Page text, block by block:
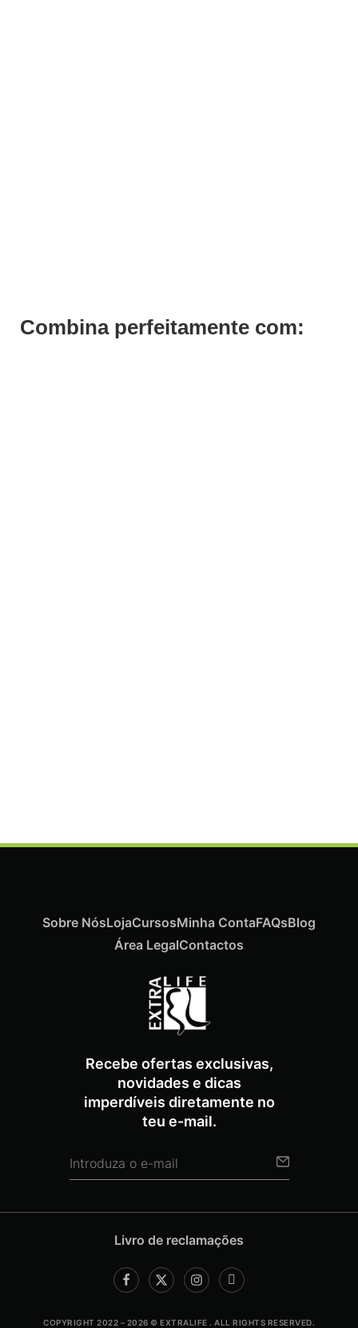
Combina perfeitamente com:
Recebe ofertas exclusivas,
novidades e dicas
imperdíveis diretamente no
teu e-mail.
Sobre NósLojaCursosMinha ContaFAQsBlog
Área LegalContactos
Livro de reclamações
COPYRIGHT 2022 – 2026 © EXTRALIFE . ALL RIGHTS RESERVED.